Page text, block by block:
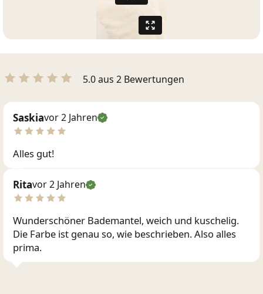
5.0 aus 2 Bewertungen
Saskiavor 2 Jahren
Alles gut!
Ritavor 2 Jahren
Wunderschöner Bademantel, weich und kuschelig.
Die Farbe ist genau so, wie beschrieben. Also alles
prima.